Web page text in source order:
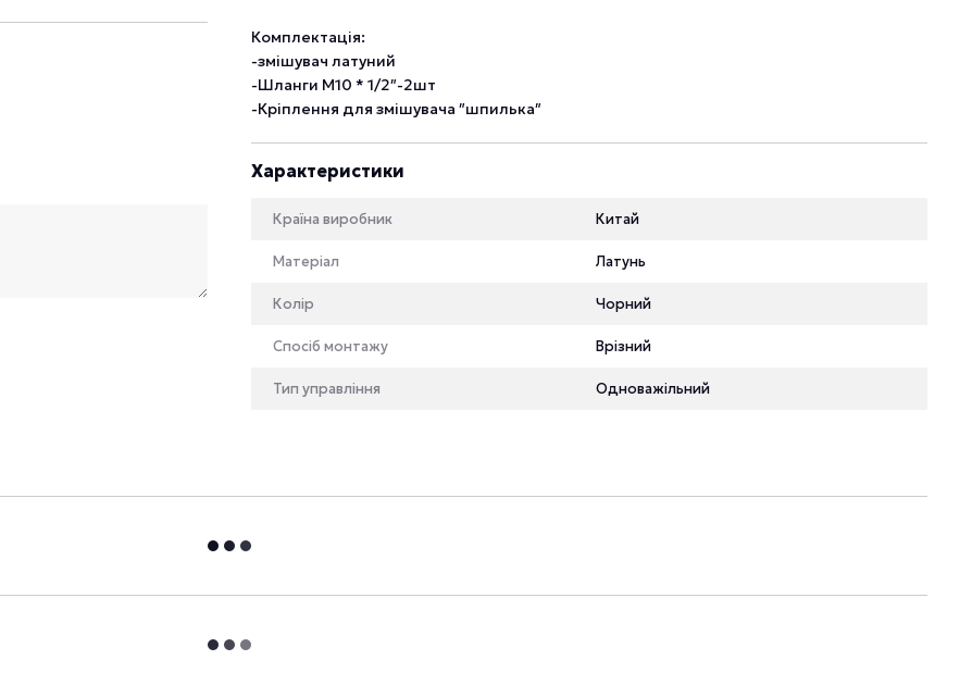
Комплектація:
-змішувач латуний
-Шланги М10 * 1/2″-2шт
-Кріплення для змішувача ″шпилька″
Характеристики
Країна виробник Китай
Матеріал Латунь
Колір Чорний
Спосіб монтажу Врізний
Тип управління Одноважільний